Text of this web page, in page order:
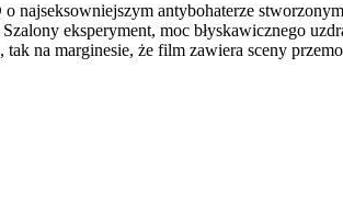
antybohaterze
eksperyment, moc błyskawicznego
na marginesie, że film zawiera sceny